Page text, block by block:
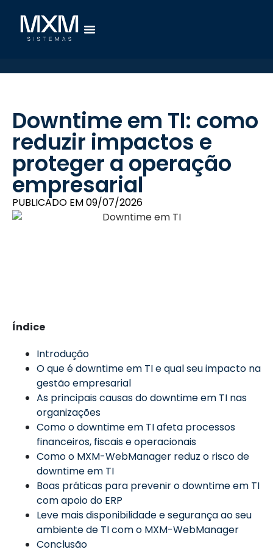
Downtime em TI: como
reduzir impactos e
proteger a operação
empresarial
PUBLICADO EM09/07/2026
Índice
Introdução
O que é downtime em TI e qual seu impacto na
gestão empresarial
As principais causas do downtime em TI nas
organizações
Como o downtime em TI afeta processos
financeiros, fiscais e operacionais
Como o MXM-WebManager reduz o risco de
downtime em TI
Boas práticas para prevenir o downtime em TI
com apoio do ERP
Leve mais disponibilidade e segurança ao seu
ambiente de TI com o MXM-WebManager
Conclusão